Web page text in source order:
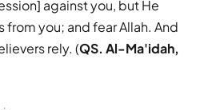
against you, but He
you; and fear Allah. And
rely. (QS. Al-Ma'idah,